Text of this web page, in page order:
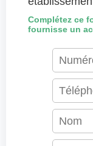
Complétez ce
fournisse un